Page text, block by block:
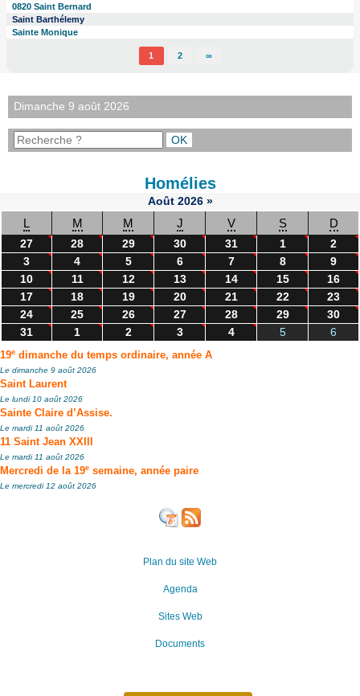
0820 Saint Bernard
Saint Barthélemy
Sainte Monique
1 2 ∞
Dimanche 9 août 2026
Homélies
Août 2026 »
L M M J V S D
27 28 29 30 31 1
2
3
4 5 6 7 8
9
10
11 12 13 14 15
16
17
18 19 20 21 22
23
24
25 26 27 28 29
30
31
1 2 3 4 5 6
19e dimanche du temps ordinaire, année A
Le dimanche 9 août 2026
Saint Laurent
Le lundi 10 août 2026
Sainte Claire d’Assise.
Le mardi 11 août 2026
11 Saint Jean XXIII
Le mardi 11 août 2026
Mercredi de la 19e semaine, année paire
Le mercredi 12 août 2026
Plan du site Web
Agenda
Sites Web
Documents